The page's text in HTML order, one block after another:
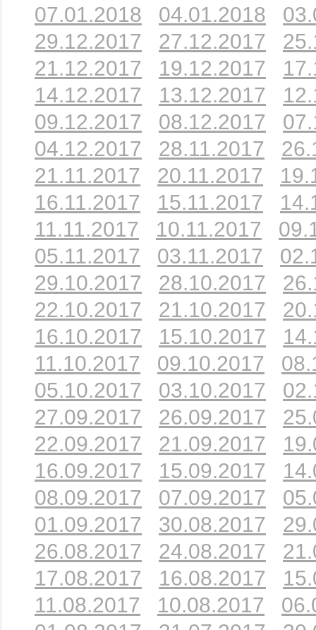
07.01.2018
04.01.2018
29.12.2017
27.12.2017
21.12.2017
19.12.2017
14.12.2017
13.12.2017
09.12.2017
08.12.2017
04.12.2017
28.11.2017
21.11.2017
20.11.2017
16.11.2017
15.11.2017
11.11.2017
10.11.2017
05.11.2017
03.11.2017
29.10.2017
28.10.2017
22.10.2017
21.10.2017
16.10.2017
15.10.2017
11.10.2017
09.10.2017
05.10.2017
03.10.2017
27.09.2017
26.09.2017
22.09.2017
21.09.2017
16.09.2017
15.09.2017
08.09.2017
07.09.2017
01.09.2017
30.08.2017
26.08.2017
24.08.2017
17.08.2017
16.08.2017
11.08.2017
10.08.2017